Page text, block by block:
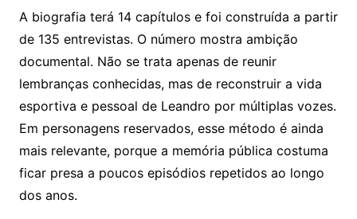
A biografia terá 14 capítulos e foi construída a partir
de 135 entrevistas. O número mostra ambição
documental. Não se trata apenas de reunir
lembranças conhecidas, mas de reconstruir a vida
esportiva e pessoal de Leandro por múltiplas vozes.
Em personagens reservados, esse método é ainda
mais relevante, porque a memória pública costuma
ficar presa a poucos episódios repetidos ao longo
dos anos.